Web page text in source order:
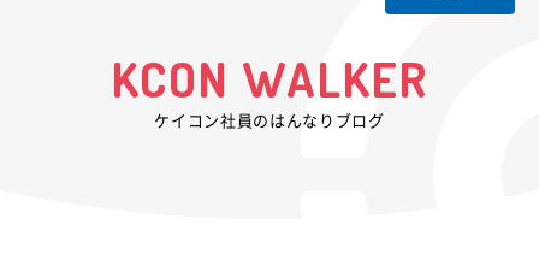
KCON WALKER
ケイコン社員のはんなりブログ